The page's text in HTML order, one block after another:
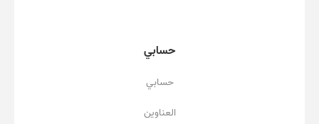
حسابي
حسابي
العناوين